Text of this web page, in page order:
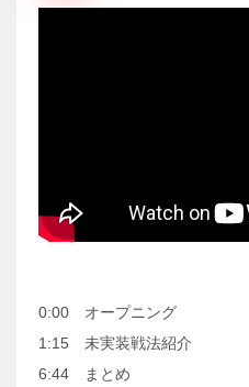
0:00 オープニング
1:15 未実装戦法紹介
6:44 まとめ